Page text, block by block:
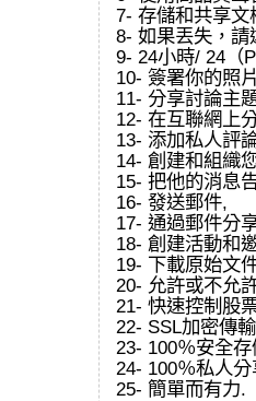
7- 存儲和共享文
8- 如果丟失，請
9- 24小時/ 24（
10- 簽署你的照
11- 分享討論主
12- 在互聯網上
13- 添加私人評
14- 創建和組織
15- 把他的消息
16- 發送郵件,
17- 通過郵件分
18- 創建活動和
19- 下載原始文
20- 允許或不允
21- 快速控制股
22- SSL加密傳
23- 100％安全存
24- 100％私人分
25- 簡單而有力.